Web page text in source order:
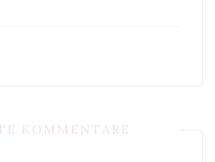
KOMMENTARE